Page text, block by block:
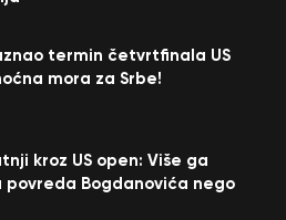
termin četvrtfinala US
mora za Srbe!
kroz US open: Više ga
povreda Bogdanovića nego